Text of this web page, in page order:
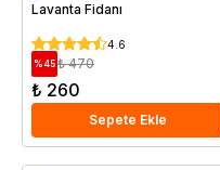
Saksıda
Lavanta Fidanı
4.6
%45 ₺ 470
₺ 260
Sepete Ekle